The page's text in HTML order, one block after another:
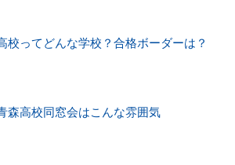
校ってどんな学校？合格ボーダーは？
森高校同窓会はこんな雰囲気